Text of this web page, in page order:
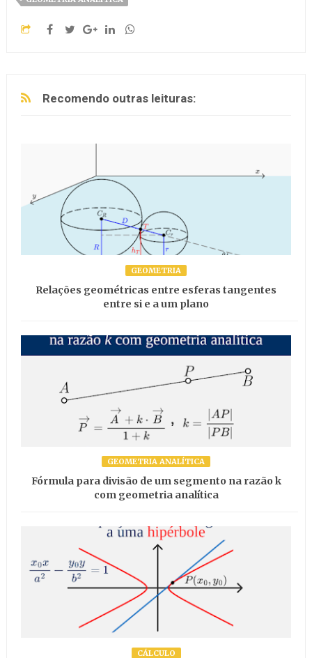
Recomendo outras leituras:
GEOMETRIA
Relações geométricas entre esferas tangentes
entre si e a um plano
GEOMETRIA ANALÍTICA
Fórmula para divisão de um segmento na razão k
com geometria analítica
CÁLCULO